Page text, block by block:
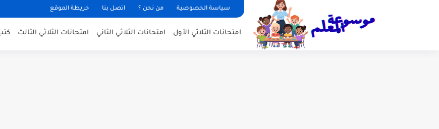
سياسة الخصوصية من نحن ؟ اتصل بنا خريطة الموقع
امتحانات الثلاثي الأول امتحانات الثلاثي الثاني امتحانات الثلاثي الثالث